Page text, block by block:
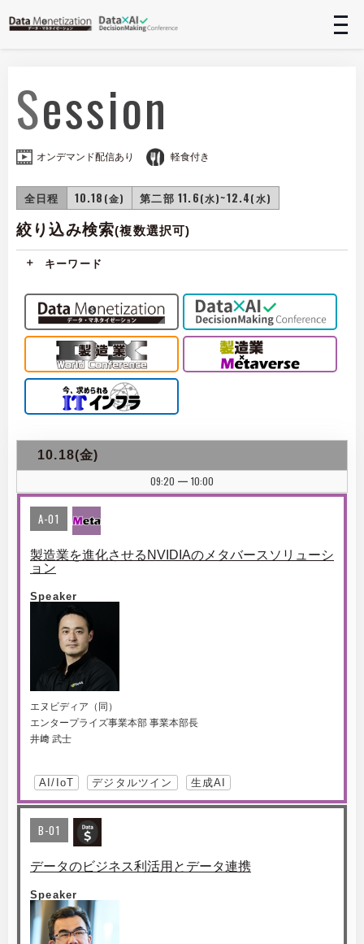
Session
全日程 10.18 (金) 第二部 11.6(水)~12.4(水)
オンデマンド配信あり 軽食付き
絞り込み検索(複数選択可)
キーワード
10.18(金)
09:20
| 10:00
A-01
製造業を進化させるNVIDIAのメタバースソリューシ
ョン
Speaker
エヌビディア（同）
エンタープライズ事業本部 事業本部長
井﨑 武士
AI/IoT デジタルツイン 生成AI
B-01
データのビジネス利活用とデータ連携
Speaker